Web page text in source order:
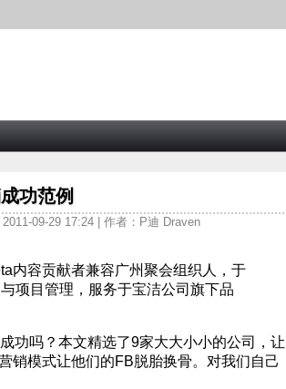
功范例
2011-09-29 17:24 | 作者：P迪 Draven
内容贡献者兼容广州聚会组织人，于
项目管理，服务于宝洁公司旗下品
功吗？本文精选了9家大大小小的公司，让
销模式让他们的FB脱胎换骨。对我们自己